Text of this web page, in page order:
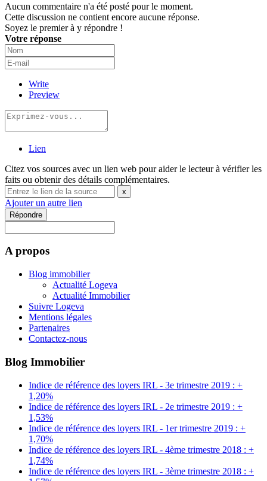
Aucun commentaire n'a été posté pour le moment.
Cette discussion ne contient encore aucune réponse.
Soyez le premier à y répondre !
Votre réponse
Write
Preview
Lien
Citez vos sources avec un lien web pour aider le lecteur à vérifier les
faits ou obtenir des détails complémentaires.
x
Ajouter un autre lien
Répondre
A propos
Blog immobilier
Actualité Logeva
Actualité Immobilier
Suivre Logeva
Mentions légales
Partenaires
Contactez-nous
Blog Immobilier
Indice de référence des loyers IRL - 3e trimestre 2019 : +
1,20%
Indice de référence des loyers IRL - 2e trimestre 2019 : +
1,53%
Indice de référence des loyers IRL - 1er trimestre 2019 : +
1,70%
Indice de référence des loyers IRL - 4ème trimestre 2018 : +
1,74%
Indice de référence des loyers IRL - 3ème trimestre 2018 : +